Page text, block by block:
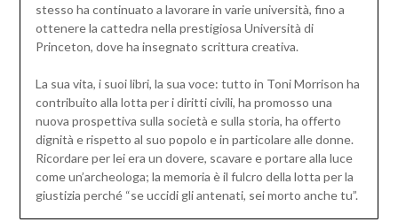
stesso ha continuato a lavorare in varie università, fino a
ottenere la cattedra nella prestigiosa Università di
Princeton, dove ha insegnato scrittura creativa.
La sua vita, i suoi libri, la sua voce: tutto in Toni Morrison ha
contribuito alla lotta per i diritti civili, ha promosso una
nuova prospettiva sulla società e sulla storia, ha offerto
dignità e rispetto al suo popolo e in particolare alle donne.
Ricordare per lei era un dovere, scavare e portare alla luce
come un’archeologa; la memoria è il fulcro della lotta per la
giustizia perché “se uccidi gli antenati, sei morto anche tu”.